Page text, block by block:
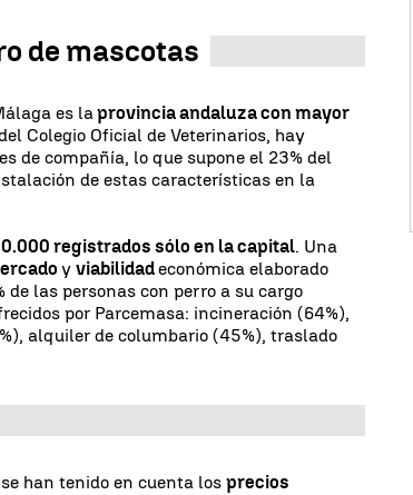
de mascotas
es la provincia andaluza con mayor
Colegio Oficial de Veterinarios, hay
de compañía, lo que supone el 23% del
de estas características en la
registrados sólo en la capital. Una
yviabilidadeconómica elaborado
las personas con perro a su cargo
por Parcemasa: incineración (64%),
alquiler de columbario (45%), traslado
se han tenido en cuenta losprecios